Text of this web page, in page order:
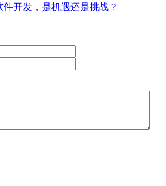
开发，是机遇还是挑战？